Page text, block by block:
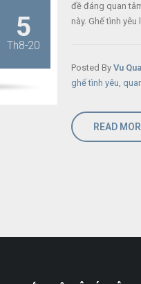
5
Th8-20
đề đáng quan
này. Ghế tình yêu
Posted By Vu
ghế tình yêu,
READ